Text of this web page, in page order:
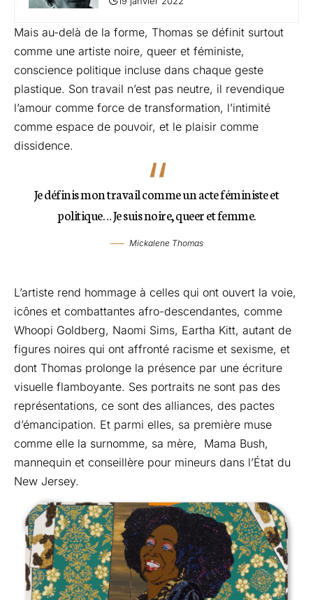
Mais au-delà de la forme, Thomas se définit surtout
comme une artiste noire, queer et féministe,
conscience politique incluse dans chaque geste
plastique. Son travail n’est pas neutre, il revendique
l’amour comme force de transformation, l’intimité
comme espace de pouvoir, et le plaisir comme
dissidence.
Je définis mon travail comme un acte féministe et
politique… Je suis noire, queer et femme.
Mickalene Thomas
L’artiste rend hommage à celles qui ont ouvert la voie,
icônes et combattantes afro-descendantes, comme
Whoopi Goldberg, Naomi Sims, Eartha Kitt, autant de
figures noires qui ont affronté racisme et sexisme, et
dont Thomas prolonge la présence par une écriture
visuelle flamboyante. Ses portraits ne sont pas des
représentations, ce sont des alliances, des pactes
d’émancipation. Et parmi elles, sa première muse
comme elle la surnomme, sa mère, Mama Bush,
mannequin et conseillère pour mineurs dans l’État du
New Jersey.